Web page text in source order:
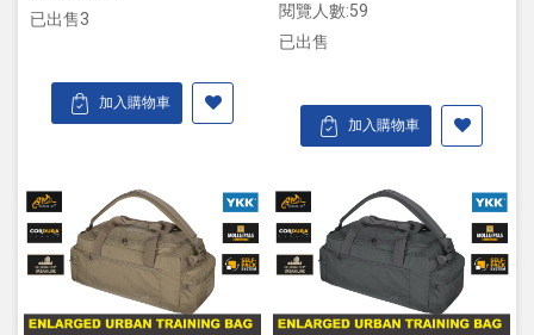
已出售3
加入購物車
閱覽人數:59
已出售
加入購物車